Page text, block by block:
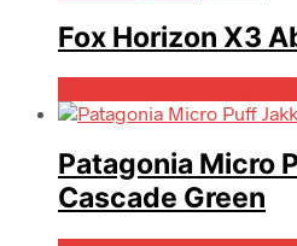
Fox Horizon X3
Patagonia Micro
Cascade Green